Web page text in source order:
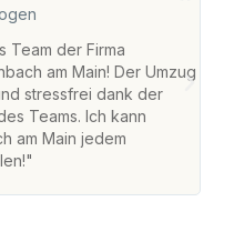
Team der Firma
am Main! Der Umzug
stressfrei dank der
Teams. Ich kann
am Main jedem